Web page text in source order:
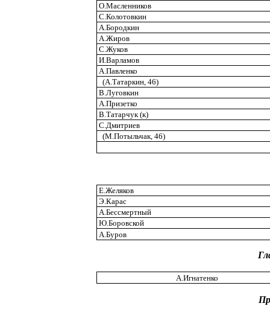
О.Масленников
С.Колотовкин
А.Бородкин
А.Жиров
С.Жуков
И.Варламов
А.Павленко
(А.Татаркин, 46)
В.Луговкин
А.Призетко
В.Татарчук (к)
С.Дмитриев
(М.Потыльчак, 46)
Е.Желяков
Э.Карас
А.Бессмертный
Ю.Боровской
А.Буров
А.Игнатенко